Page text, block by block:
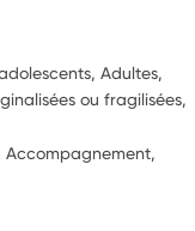
Adultes,
ou fragilisées,
Accompagnement,